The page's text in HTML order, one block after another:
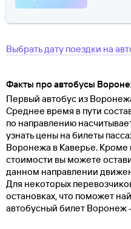
Выбрать дату поездки на
Факты про автобусы
Первый автобус из
Среднее время в пути
по направлению
узнать цены на билеты
Воронежа в Каверье. Кроме
стоимости вы можете
данном направлении
Для некоторых
остановках, что поможет
автобусный билет Воронеж